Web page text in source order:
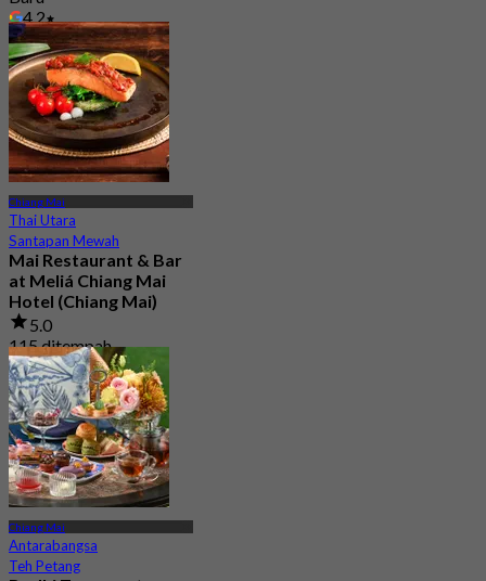
4.2
Dari฿ 516.66
Chiang Mai
Thai Utara
Santapan Mewah
Mai Restaurant & Bar
at Meliá Chiang Mai
Hotel (Chiang Mai)
5.0
115 ditempah
Dari฿ 425
Chiang Mai
Antarabangsa
Teh Petang